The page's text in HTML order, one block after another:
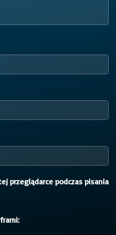
przeglądarce podczas pisania